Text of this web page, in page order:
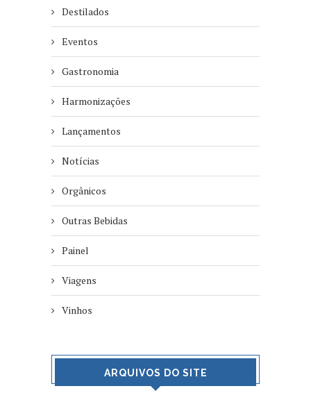
Destilados
Eventos
Gastronomia
Harmonizações
Lançamentos
Notícias
Orgânicos
Outras Bebidas
Painel
Viagens
Vinhos
ARQUIVOS DO SITE